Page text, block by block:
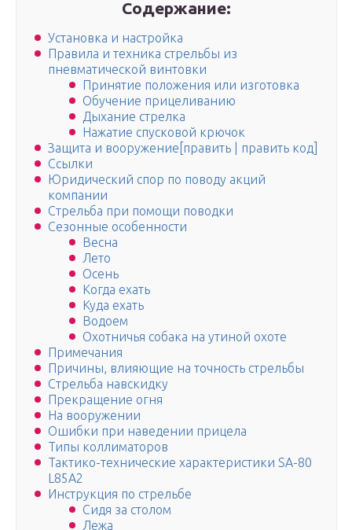
Содержание:
Установка и настройка
Правила и техника стрельбы из
пневматической винтовки
Принятие положения или изготовка
Обучение прицеливанию
Дыхание стрелка
Нажатие спусковой крючок
Защита и вооружение[править | править код]
Ссылки
Юридический спор по поводу акций
компании
Стрельба при помощи поводки
Сезонные особенности
Весна
Лето
Осень
Когда ехать
Куда ехать
Водоем
Охотничья собака на утиной охоте
Примечания
Причины, влияющие на точность стрельбы
Стрельба навскидку
Прекращение огня
На вооружении
Ошибки при наведении прицела
Типы коллиматоров
Тактико-технические характеристики SA-80
L85А2
Инструкция по стрельбе
Сидя за столом
Лежа